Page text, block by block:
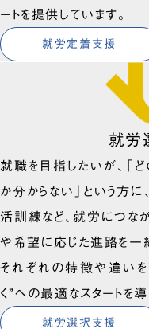
ートを提供しています。
就労定着支援
就労
就職を目指したいが、「
か分からない」という方
活訓練など、就労につな
や希望に応じた進路を一
それぞれの特徴や違いを
く”への最適なスタートを導
就労選択支援